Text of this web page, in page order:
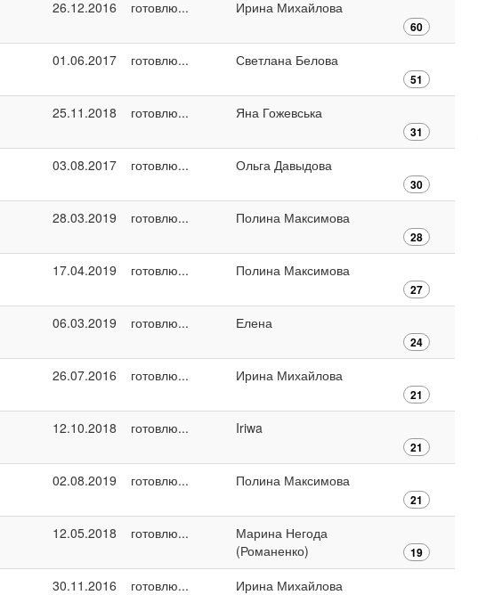
26.12.2016 готовлю... Ирина Михайлова
60
01.06.2017 готовлю... Светлана Белова
51
25.11.2018 готовлю... Яна Гожевська
31
03.08.2017 готовлю... Ольга Давыдова
30
28.03.2019 готовлю... Полина Максимова
28
17.04.2019 готовлю... Полина Максимова
27
06.03.2019 готовлю... Елена
24
26.07.2016 готовлю... Ирина Михайлова
21
12.10.2018 готовлю... Iriwa
21
02.08.2019 готовлю... Полина Максимова
21
12.05.2018 готовлю...
Марина Негода
(Романенко)
19
30.11.2016 готовлю... Ирина Михайлова